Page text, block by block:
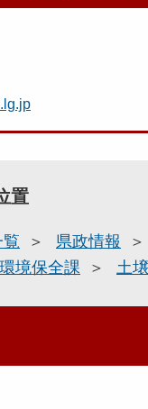
置
県政情報
環境保全課 土